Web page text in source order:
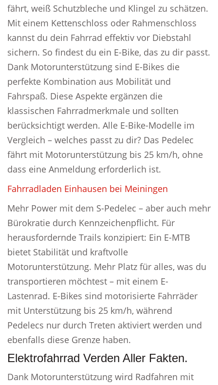
fährt, weiß Schutzbleche und Klingel zu schätzen.
Mit einem Kettenschloss oder Rahmenschloss
kannst du dein Fahrrad effektiv vor Diebstahl
sichern. So findest du ein E-Bike, das zu dir passt.
Dank Motorunterstützung sind E-Bikes die
perfekte Kombination aus Mobilität und
Fahrspaß. Diese Aspekte ergänzen die
klassischen Fahrradmerkmale und sollten
berücksichtigt werden. Alle E-Bike-Modelle im
Vergleich – welches passt zu dir? Das Pedelec
fährt mit Motorunterstützung bis 25 km/h, ohne
dass eine Anmeldung erforderlich ist.
Fahrradladen Einhausen bei Meiningen
Mehr Power mit dem S-Pedelec – aber auch mehr
Bürokratie durch Kennzeichenpflicht. Für
herausfordernde Trails konzipiert: Ein E-MTB
bietet Stabilität und kraftvolle
Motorunterstützung. Mehr Platz für alles, was du
transportieren möchtest – mit einem E-
Lastenrad. E-Bikes sind motorisierte Fahrräder
mit Unterstützung bis 25 km/h, während
Pedelecs nur durch Treten aktiviert werden und
ebenfalls diese Grenze haben.
Elektrofahrrad Verden Aller Fakten.
Dank Motorunterstützung wird Radfahren mit